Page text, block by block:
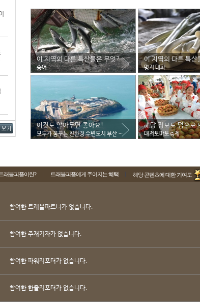
이 지역의 다른 특산물은 무엇?
숭어
이 지역의 다른 특
명지 대파
이것도 알아두면 좋아요!
모두가 꿈꾸는 친환경 수변도시 부산 강서구
해당 정보도 덤으로
대저토마토축제
트래블피플이란? 트래블피플에게 주어지는 혜택 해당 콘텐츠에 대한 기여도
참여한 트래블파트너가 없습니다.
참여한 주재기자가 없습니다.
참여한 파워리포터가 없습니다.
참여한 한줄리포터가 없습니다.